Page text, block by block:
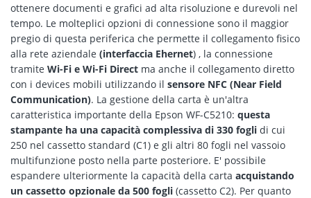
ottenere documenti e grafici ad alta risoluzione e durevoli nel
tempo. Le molteplici opzioni di connessione sono il maggior
pregio di questa periferica che permette il collegamento fisico
alla rete aziendale (interfaccia Ehernet) , la connessione
tramite Wi-Fi e Wi-Fi Direct ma anche il collegamento diretto
con i devices mobili utilizzando il sensore NFC (Near Field
Communication). La gestione della carta è un'altra
caratteristica importante della Epson WF-C5210: questa
stampante ha una capacità complessiva di 330 fogli di cui
250 nel cassetto standard (C1) e gli altri 80 fogli nel vassoio
multifunzione posto nella parte posteriore. E' possibile
espandere ulteriormente la capacità della carta acquistando
un cassetto opzionale da 500 fogli (cassetto C2). Per quanto